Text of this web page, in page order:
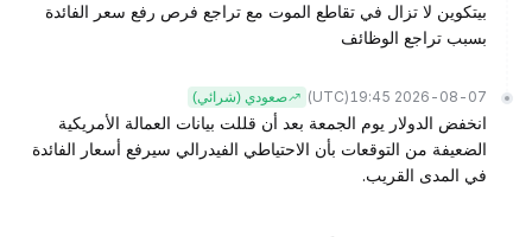
بيتكوين لا تزال في تقاطع الموت مع تراجع فرص رفع سعر الفائدة
بسبب تراجع الوظائف
2026-08-07 19:45
(UTC) صعودي (شرائي)
انخفض الدولار يوم الجمعة بعد أن قللت بيانات العمالة الأمريكية
الضعيفة من التوقعات بأن الاحتياطي الفيدرالي سيرفع أسعار الفائدة
في المدى القريب.